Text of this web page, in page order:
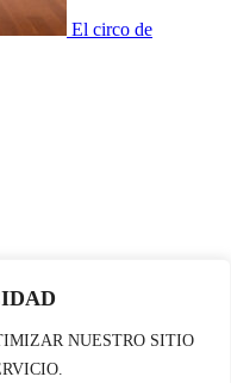
NUESTRO SITIO
El circo de